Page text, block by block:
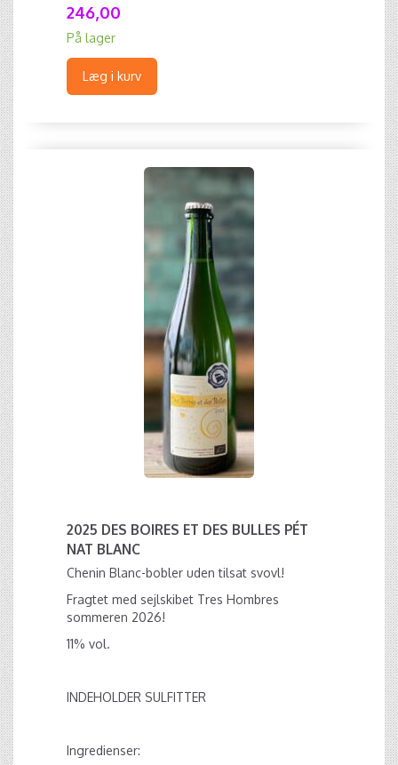
246,00
På lager
Læg i kurv
2025 DES BOIRES ET DES BULLES PÉT
NAT BLANC
Chenin Blanc-bobler uden tilsat svovl!
Fragtet med sejlskibet Tres Hombres
sommeren 2026!
11% vol.
INDEHOLDER SULFITTER
Ingredienser: